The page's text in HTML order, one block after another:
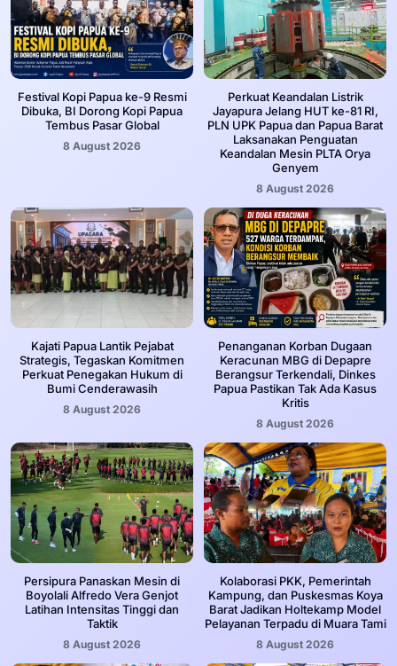
Festival Kopi Papua ke-9 Resmi
Dibuka, BI Dorong Kopi Papua
Tembus Pasar Global
8 August 2026
Perkuat Keandalan Listrik
Jayapura Jelang HUT ke-81 RI,
PLN UPK Papua dan Papua Barat
Laksanakan Penguatan
Keandalan Mesin PLTA Orya
Genyem
8 August 2026
Kajati Papua Lantik Pejabat
Strategis, Tegaskan Komitmen
Perkuat Penegakan Hukum di
Bumi Cenderawasih
8 August 2026
Penanganan Korban Dugaan
Keracunan MBG di Depapre
Berangsur Terkendali, Dinkes
Papua Pastikan Tak Ada Kasus
Kritis
8 August 2026
Persipura Panaskan Mesin di
Boyolali Alfredo Vera Genjot
Latihan Intensitas Tinggi dan
Taktik
8 August 2026
Kolaborasi PKK, Pemerintah
Kampung, dan Puskesmas Koya
Barat Jadikan Holtekamp Model
Pelayanan Terpadu di Muara Tami
8 August 2026